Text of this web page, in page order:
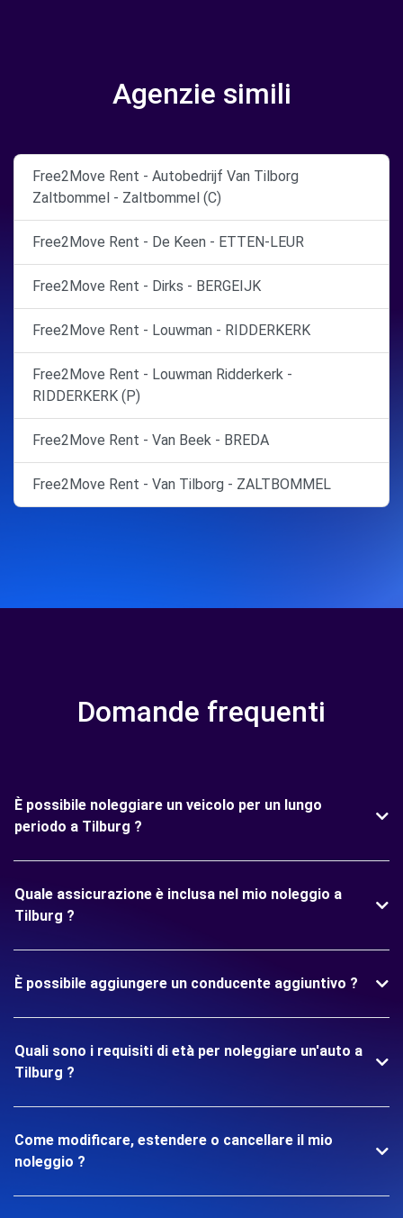
Agenzie simili
Free2Move Rent - Autobedrijf Van Tilborg
Zaltbommel - Zaltbommel (C)
Free2Move Rent - De Keen - ETTEN-LEUR
Free2Move Rent - Dirks - BERGEIJK
Free2Move Rent - Louwman - RIDDERKERK
Free2Move Rent - Louwman Ridderkerk -
RIDDERKERK (P)
Free2Move Rent - Van Beek - BREDA
Free2Move Rent - Van Tilborg - ZALTBOMMEL
Domande frequenti
È possibile noleggiare un veicolo per un lungo
periodo a Tilburg ?
Quale assicurazione è inclusa nel mio noleggio a
Tilburg ?
È possibile aggiungere un conducente aggiuntivo ?
Quali sono i requisiti di età per noleggiare un'auto a
Tilburg ?
Come modificare, estendere o cancellare il mio
noleggio ?